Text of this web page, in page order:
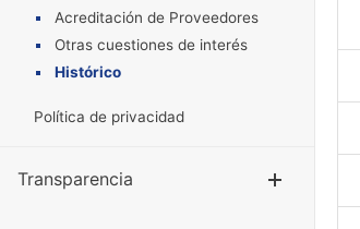
Acreditación de Proveedores
Otras cuestiones de interés
Histórico
Política de privacidad
Transparencia